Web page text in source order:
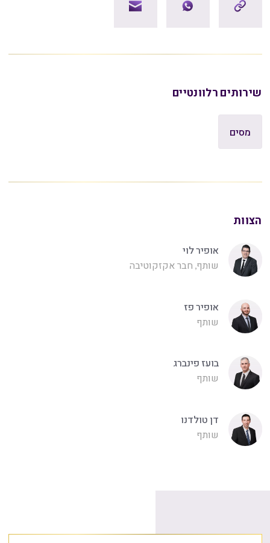
שירותים רלוונטיים
מסים
הצוות
אופיר לוי
שותף, חבר אקזקוטיבה
אופיר פז
שותף
בועז פינברג
שותף
דן טולדנו
שותף